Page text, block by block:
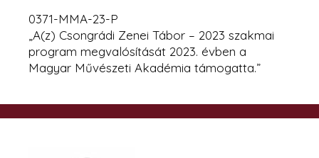
0371-MMA-23-P
„A(z) Csongrádi Zenei Tábor – 2023 szakmai
program megvalósítását 2023. évben a
Magyar Művészeti Akadémia támogatta.”